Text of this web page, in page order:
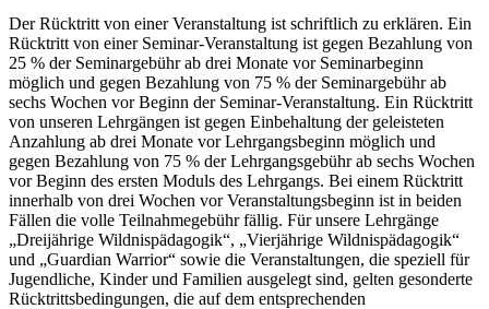
Der Rücktritt von einer Veranstaltung ist schriftlich zu erklären. Ein
Rücktritt von einer Seminar-Veranstaltung ist gegen Bezahlung von
25 % der Seminargebühr ab drei Monate vor Seminarbeginn
möglich und gegen Bezahlung von 75 % der Seminargebühr ab
sechs Wochen vor Beginn der Seminar-Veranstaltung. Ein Rücktritt
von unseren Lehrgängen ist gegen Einbehaltung der geleisteten
Anzahlung ab drei Monate vor Lehrgangsbeginn möglich und
gegen Bezahlung von 75 % der Lehrgangsgebühr ab sechs Wochen
vor Beginn des ersten Moduls des Lehrgangs. Bei einem Rücktritt
innerhalb von drei Wochen vor Veranstaltungsbeginn ist in beiden
Fällen die volle Teilnahmegebühr fällig. Für unsere Lehrgänge
„Dreijährige Wildnispädagogik“, „Vierjährige Wildnispädagogik“
und „Guardian Warrior“ sowie die Veranstaltungen, die speziell für
Jugendliche, Kinder und Familien ausgelegt sind, gelten gesonderte
Rücktrittsbedingungen, die auf dem entsprechenden